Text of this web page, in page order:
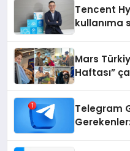
Tencent
kullanıma
Mars
Haftası”
Telegram